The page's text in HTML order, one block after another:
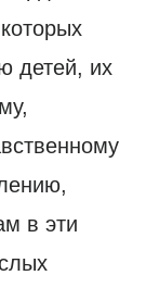
детей, их
в эти